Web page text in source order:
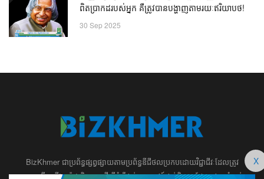
ពិតប្រាកដរបស់អ្នក គឺត្រូវបានបង្ហាញតាមរយៈឥរិយាបថ!
30 Sep 2025
BizKhmer ​ជា​​ប្រព័ន្ធ​ផ្សព្វផ្សាយ​តាម​ប្រព័ន្ធ​ឌីជីថល​​​ប្រកប​ដោយ​វិជ្ជាជីវៈ​ដែល​​​ត្រូវ​
បាន​បង្កើតឡើង យ៉ាង​ពិសេស​​ដើម្បី​បំរើ​ដល់​ប្រយោជន៍​​​ដល់​មិត្ត​អ្នក​ដែល​ផ្ដោត​សំខាន់​
X